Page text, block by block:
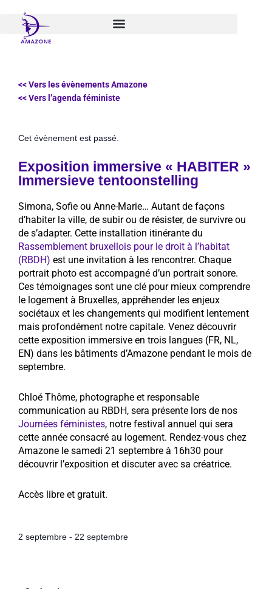
contenu
<< Vers les évènements Amazone
<< Vers l’agenda féministe
Cet évènement est passé.
Exposition immersive « HABITER »
Immersieve tentoonstelling
Simona, Sofie ou Anne-Marie… Autant de façons
d’habiter la ville, de subir ou de résister, de survivre ou
de s’adapter. Cette installation itinérante du
Rassemblement bruxellois pour le droit à l’habitat
(RBDH) est une invitation à les rencontrer. Chaque
portrait photo est accompagné d’un portrait sonore.
Ces témoignages sont une clé pour mieux comprendre
le logement à Bruxelles, appréhender les enjeux
sociétaux et les changements qui modifient lentement
mais profondément notre capitale. Venez découvrir
cette exposition immersive en trois langues (FR, NL,
EN) dans les bâtiments d’Amazone pendant le mois de
septembre.
Chloé Thôme, photographe et responsable
communication au RBDH, sera présente lors de nos
Journées féministes, notre festival annuel qui sera
cette année consacré au logement. Rendez-vous chez
Amazone le samedi 21 septembre à 16h30 pour
découvrir l’exposition et discuter avec sa créatrice.
Accès libre et gratuit.
2 septembre - 22 septembre